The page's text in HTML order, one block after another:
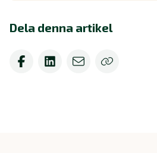
Dela denna artikel